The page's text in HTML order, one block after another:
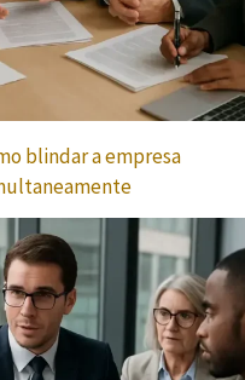
blindar a empresa